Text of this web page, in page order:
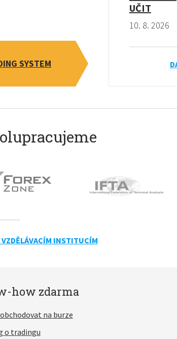
SYSTEM
UČIT
10. 8. 2026
INSTITUCÍM
how zdarma
na burze
o tradingu